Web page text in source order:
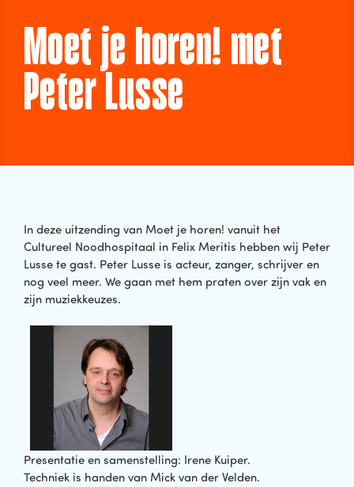
Moet je horen! met
Peter Lusse
In deze uitzending van Moet je horen! vanuit het
Cultureel Noodhospitaal in Felix Meritis hebben wij Peter
Lusse te gast. Peter Lusse is acteur, zanger, schrijver en
nog veel meer. We gaan met hem praten over zijn vak en
zijn muziekkeuzes.
Presentatie en samenstelling: Irene Kuiper.
Techniek is handen van Mick van der Velden.